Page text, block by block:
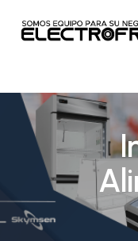
Skip
content
Cart